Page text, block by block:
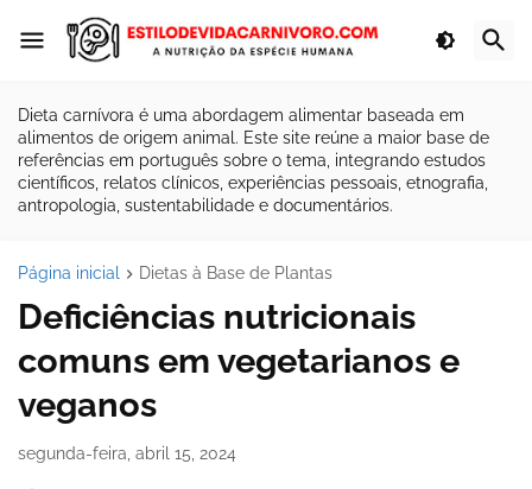
Dieta carnívora é uma abordagem alimentar baseada em
alimentos de origem animal. Este site reúne a maior base de
referências em português sobre o tema, integrando estudos
científicos, relatos clínicos, experiências pessoais, etnografia,
antropologia, sustentabilidade e documentários.
Página inicial Dietas à Base de Plantas
Deficiências nutricionais
comuns em vegetarianos e
veganos
segunda-feira, abril 15, 2024